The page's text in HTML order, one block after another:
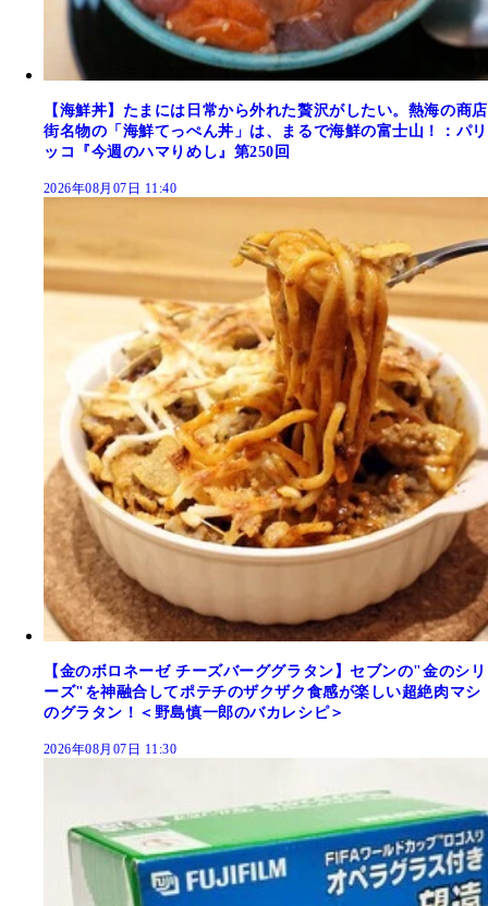
【海鮮丼】たまには日常から外れた贅沢がしたい。熱海の商店
街名物の「海鮮てっぺん丼」は、まるで海鮮の富士山！：パリ
ッコ『今週のハマりめし』第250回
2026年08月07日 11:40
【金のボロネーゼ チーズバーググラタン】セブンの"金のシリ
ーズ"を神融合してポテチのザクザク食感が楽しい超絶肉マシ
のグラタン！＜野島慎一郎のバカレシピ＞
2026年08月07日 11:30